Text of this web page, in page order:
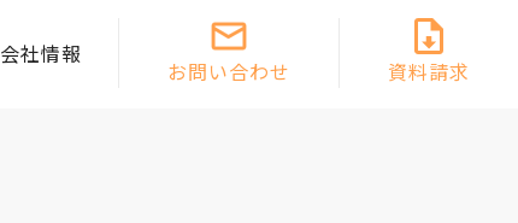
会社情報
お問い合わせ 資料請求